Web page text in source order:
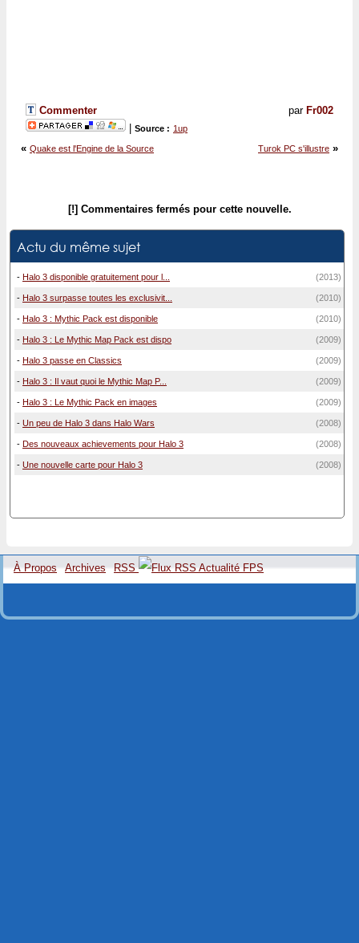
par Fr002
Commenter
Source : 1up
Turok PC s'illustre »
« Quake est l'Engine de la Source
[!] Commentaires fermés pour cette nouvelle.
Actu du même sujet
- Halo 3 disponible gratuitement pour l... (2013)
- Halo 3 surpasse toutes les exclusivit... (2010)
- Halo 3 : Mythic Pack est disponible (2010)
- Halo 3 : Le Mythic Map Pack est dispo (2009)
- Halo 3 passe en Classics (2009)
- Halo 3 : Il vaut quoi le Mythic Map P... (2009)
- Halo 3 : Le Mythic Pack en images (2009)
- Un peu de Halo 3 dans Halo Wars (2008)
- Des nouveaux achievements pour Halo 3 (2008)
- Une nouvelle carte pour Halo 3 (2008)
À Propos Archives RSS